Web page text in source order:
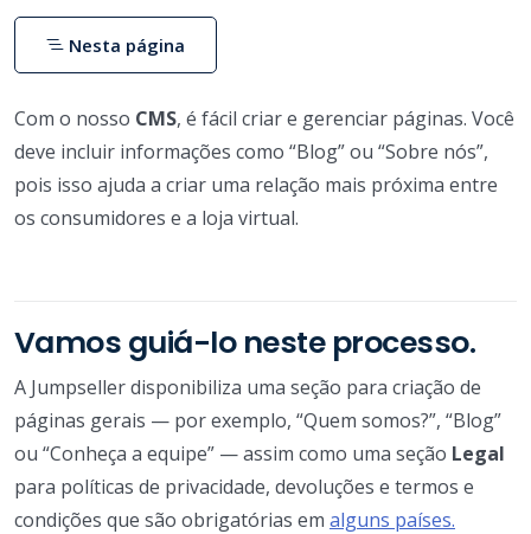
Com o nosso CMS, é fácil criar e gerenciar páginas. Você
deve incluir informações como “Blog” ou “Sobre nós”,
pois isso ajuda a criar uma relação mais próxima entre
os consumidores e a loja virtual.
Vamos guiá-lo neste processo.
A Jumpseller disponibiliza uma seção para criação de
páginas gerais — por exemplo, “Quem somos?”, “Blog”
ou “Conheça a equipe” — assim como uma seção Legal
para políticas de privacidade, devoluções e termos e
condições que são obrigatórias em alguns países.
Nesta página